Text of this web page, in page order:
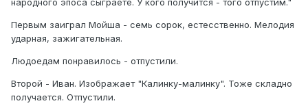
народного эпоса сыграете. У кого получится - того отпустим."
Первым заиграл Мойша - семь сорок, естесственно. Мелодия
ударная, зажигательная.
Людоедам понравилось - отпустили.
Второй - Иван. Изображает "Калинку-малинку". Тоже складно
получается. Отпустили.